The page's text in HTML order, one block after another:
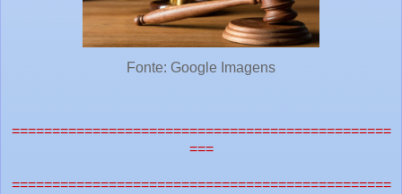
Fonte: Google Imagens
===============================================
===
===============================================